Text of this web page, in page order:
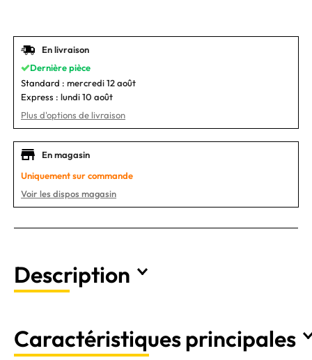
En livraison
Dernière pièce
Standard : mercredi 12 août
Express : lundi 10 août
Plus d'options de livraison
En magasin
Uniquement sur commande
Voir les dispos magasin
Description
Caractéristiques principales